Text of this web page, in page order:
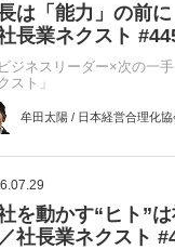
は「能力」の前
長業ネクスト
ビジネスリーダー×次の一
スト」
牟田太陽 / 日本経営合理化
を動かす“ヒト”
社長業ネクスト